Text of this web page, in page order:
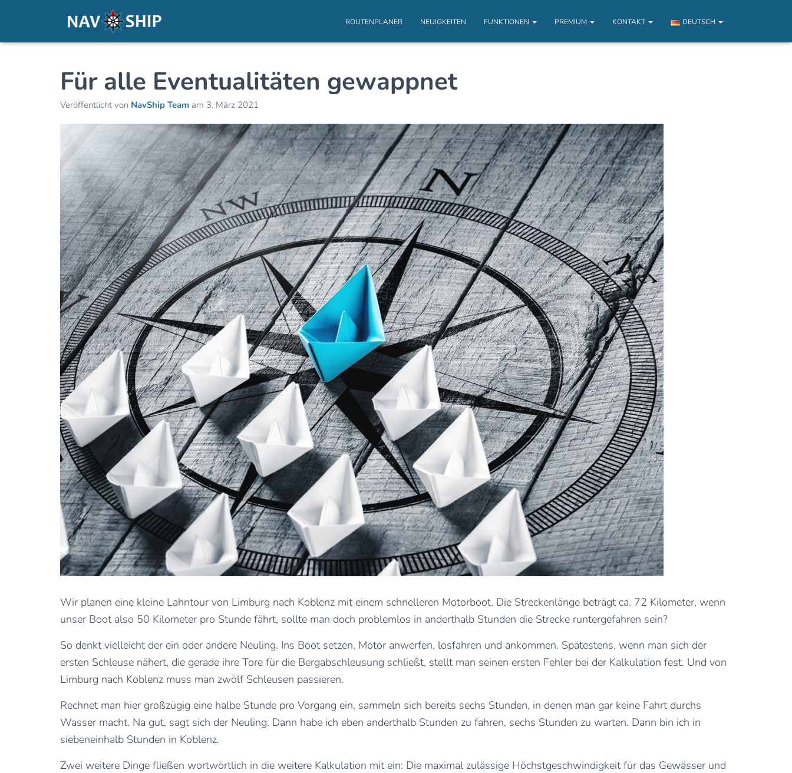
ROUTENPLANER NEUIGKEITEN FUNKTIONEN PREMIUM KONTAKT DEUTSCH
Für alle Eventualitäten gewappnet
Veröffentlicht von NavShip Team am 3. März 2021
Wir planen eine kleine Lahntour von Limburg nach Koblenz mit einem schnelleren Motorboot. Die Streckenlänge beträgt ca. 72 Kilometer, wenn
unser Boot also 50 Kilometer pro Stunde fährt, sollte man doch problemlos in anderthalb Stunden die Strecke runtergefahren sein?
So denkt vielleicht der ein oder andere Neuling. Ins Boot setzen, Motor anwerfen, losfahren und ankommen. Spätestens, wenn man sich der
ersten Schleuse nähert, die gerade ihre Tore für die Bergabschleusung schließt, stellt man seinen ersten Fehler bei der Kalkulation fest. Und von
Limburg nach Koblenz muss man zwölf Schleusen passieren.
Rechnet man hier großzügig eine halbe Stunde pro Vorgang ein, sammeln sich bereits sechs Stunden, in denen man gar keine Fahrt durchs
Wasser macht. Na gut, sagt sich der Neuling. Dann habe ich eben anderthalb Stunden zu fahren, sechs Stunden zu warten. Dann bin ich in
siebeneinhalb Stunden in Koblenz.
Zwei weitere Dinge fließen wortwörtlich in die weitere Kalkulation mit ein: Die maximal zulässige Höchstgeschwindigkeit für das Gewässer und